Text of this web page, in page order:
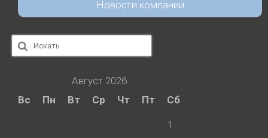
Новости компании
Искать:
Август 2026
Вс
Пн Вт Ср Чт Пт Сб
1